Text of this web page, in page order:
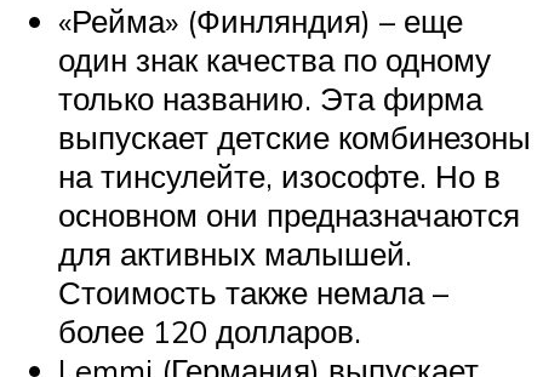
«Рейма» (Финляндия) – еще
один знак качества по одному
только названию. Эта фирма
выпускает детские комбинезоны
на тинсулейте, изософте. Но в
основном они предназначаются
для активных малышей.
Стоимость также немала –
более 120 долларов.